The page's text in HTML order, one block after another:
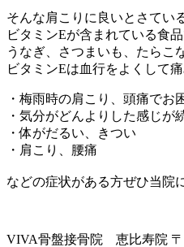
そんな肩こりに良いとさてい
ビタミンEが含まれている食
うなぎ、さつまいも、たら
ビタミンEは血行をよくして
・梅雨時の肩こり、頭痛でお
・気分がどんよりした感じが
・体がだるい、きつい
・肩こり、腰痛
などの症状がある方ぜひ当院
VIVA骨盤接骨院 恵比寿院